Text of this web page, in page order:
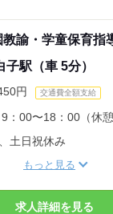
諭・学童保育指
駅（車 5分）
円 交通費全額支給
：00〜18：00（休
土日祝休み
もっと見る
求人詳細を見る